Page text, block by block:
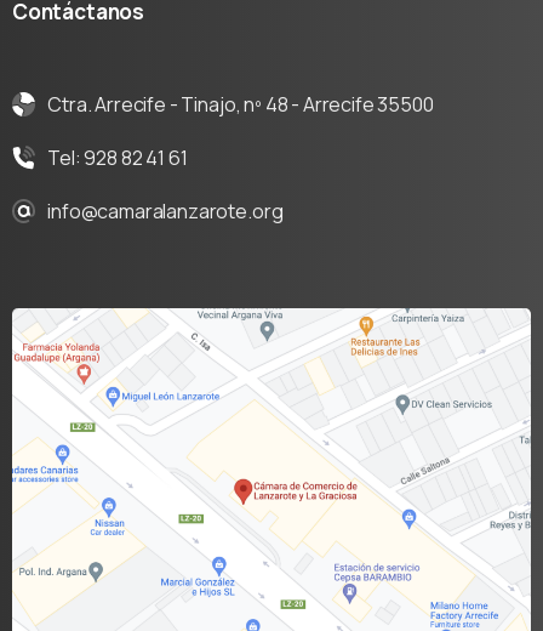
Contáctanos
Ctra. Arrecife - Tinajo, nº 48 - Arrecife 35500
Tel: 928 82 41 61
info@camaralanzarote.org